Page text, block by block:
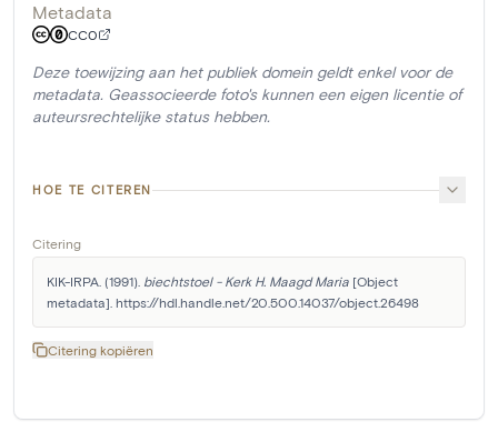
Metadata
CC0
Deze toewijzing aan het publiek domein geldt enkel voor de
metadata. Geassocieerde foto's kunnen een eigen licentie of
auteursrechtelijke status hebben.
HOE TE CITEREN
Citering
KIK-IRPA. (1991). biechtstoel - Kerk H. Maagd Maria [Object
metadata]. https://hdl.handle.net/20.500.14037/object.26498
Citering kopiëren